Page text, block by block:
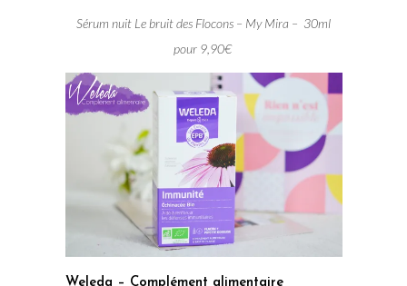
Sérum nuit Le bruit des Flocons – My Mira – 30ml
pour 9,90€
Weleda – Complément alimentaire